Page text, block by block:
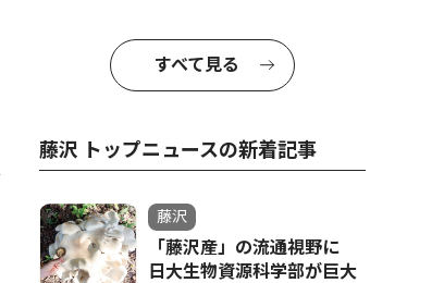
すべて見る
藤沢 トップニュースの新着記事
藤沢
「藤沢産」の流通視野に
日大生物資源科学部が巨大